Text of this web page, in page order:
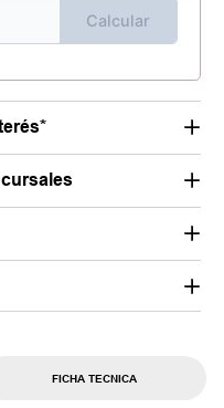
Calcular
FICHA TECNICA